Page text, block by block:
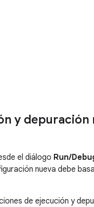
y depuración
el diálogo Run/
nueva debe
de ejecución y